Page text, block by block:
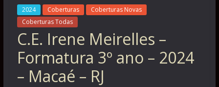
2024 Coberturas
Coberturas Novas
Coberturas Todas
C.E. Irene Meirelles –
Formatura 3º ano – 2024
– Macaé – RJ